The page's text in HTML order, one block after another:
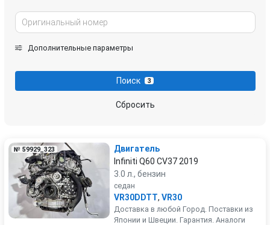
Дополнительные параметры
Поиск 3
Сбросить
№ 59929_323
Двигатель
Infiniti Q60 CV37 2019
3.0 л., бензин
седан
VR30DDTT, VR30
Доставка в любой Город. Поставки из
Японии и Швеции. Гарантия. Аналоги